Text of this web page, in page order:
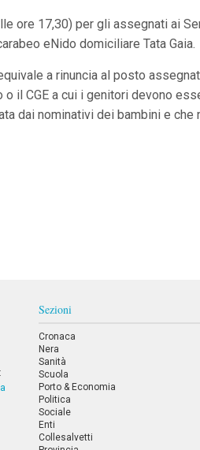
ore 17,30) per gli assegnati ai
eNido domiciliare Tata Gaia.
a rinuncia al posto
il CGE a cui i genitori devono
dai nominativi dei bambini e
Sezioni
Cronaca
Nera
Sanità
Scuola
Porto & Economia
Politica
Sociale
Enti
Collesalvetti